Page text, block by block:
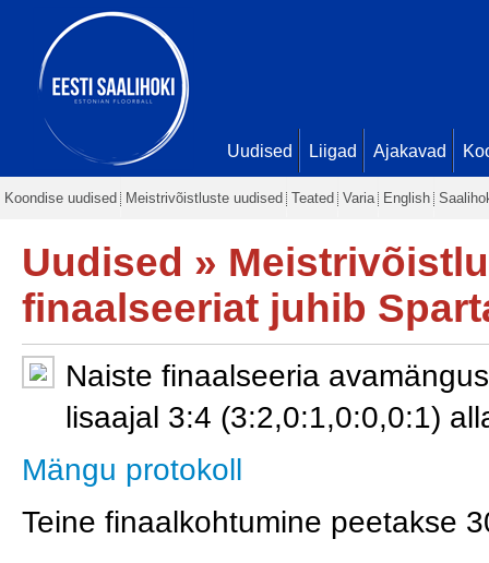
Uudised Liigad Ajakavad
Koondise uudised Meistrivõistluste uudised Teated Varia English
Uudised »
finaalseeriat juhib
Naiste finaalseeria
lisaajal 3:4 (3:2,0:1,0:0,0:1)
Mängu protokoll
Teine finaalkohtumine peetakse